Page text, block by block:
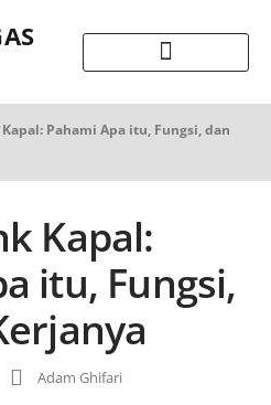
Pahami Apa itu, Fungsi, dan
Kapal:
itu, Fungsi,
Adam Ghifari